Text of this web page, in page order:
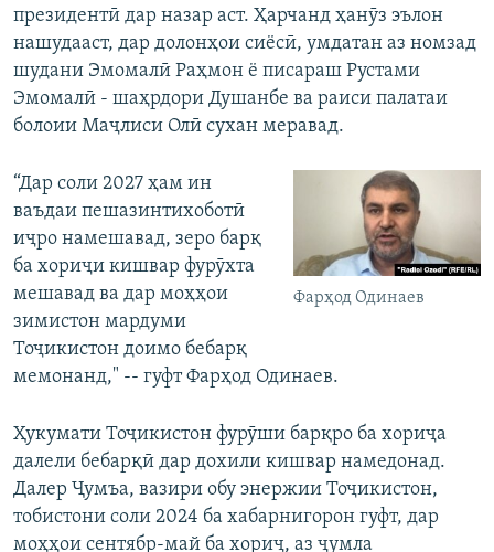
президентӣ дар назар аст. Ҳарчанд ҳанӯз эълон
нашудааст, дар долонҳои сиёсӣ, умдатан аз номзад
шудани Эмомалӣ Раҳмон ё писараш Рустами
Эмомалӣ - шаҳрдори Душанбе ва раиси палатаи
болоии Маҷлиси Олӣ сухан меравад.
Фарҳод Одинаев
“Дар соли 2027 ҳам ин
ваъдаи пешазинтихоботӣ
иҷро намешавад, зеро барқ
ба хориҷи кишвар фурӯхта
мешавад ва дар моҳҳои
зимистон мардуми
Тоҷикистон доимо бебарқ
мемонанд," -- гуфт Фарҳод Одинаев.
Ҳукумати Тоҷикистон фурӯши барқро ба хориҷа
далели бебарқӣ дар дохили кишвар намедонад.
Далер Ҷумъа, вазири обу энержии Тоҷикистон,
тобистони соли 2024 ба хабарнигорон гуфт, дар
моҳҳои сентябр-май ба хориҷ, аз ҷумла